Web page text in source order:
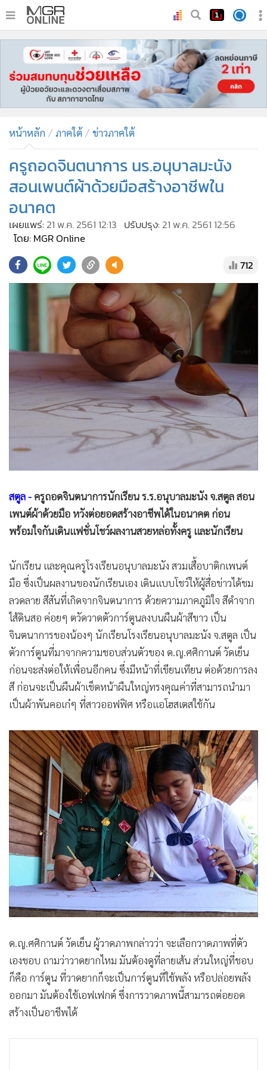
หน้าหลัก
ทันเหตุการณ์
• ภาคใต้
• บันเทิง
ผู้จัดการรายวัน
• คอลัมนิสต์
• ละคร
• CbizReview
• Cyber BIZ
• Good health & Well-being
• Green Innovation & SD
Management & HR
Infographic
• ท่องเที่ยว
•
กีฬา
ต่างประเทศ
Special Scoop
• เศรษฐกิจ-ธุรกิจ
• จีน
ชุมชน-คุณภาพชีวิต
• อาชญากรรม
• Motoring
• วิทยาศาสตร์
• SMEs
• หุ้น
• อินโดจีน
• กองทุนรวม
• Celeb Online
• Factcheck
• ญี่ปุ่น
• News1
• Gotomanager
หน้าหลัก ภาคใต้ ข่าวภาคใต้
ครูถอดจินตนาการ นร.อนุบาลมะนัง
สอนเพนต์ผ้าด้วยมือสร้างอาชีพใน
อนาคต
เผยแพร่: 21 พ.ค. 2561 12:13 ปรับปรุง: 21 พ.ค. 2561 12:56
โดย: MGR Online
712
สตูล -ครูถอดจินตนาการนักเรียน ร.ร.อนุบาลมะนัง จ.สตูล สอน
เพนต์ผ้าด้วยมือ หวังต่อยอดสร้างอาชีพได้ในอนาคต ก่อน
พร้อมใจกันเดินแฟชั่นโชว์ผลงานสวยหล่อทั้งครู และนักเรียน
นักเรียน และคุณครูโรงเรียนอนุบาลมะนัง สวมเสื้อบาติกเพนต์
มือ ซึ่งเป็นผลงานของนักเรียนเอง เดินแบบโชว์ให้ผู้สื่อข่าวได้ชม
ลวดลาย สีสันที่เกิดจากจินตนาการ ด้วยความภาคภูมิใจ สีดำจาก
ไส้ดินสอ ค่อยๆ ตวัดวาดตัวการ์ตูนลงบนผืนผ้าสีขาว เป็น
จินตนาการของน้องๆ นักเรียนโรงเรียนอนุบาลมะนัง จ.สตูล เป็น
ตัวการ์ตูนที่มาจากความชอบส่วนตัวของ ด.ญ.ศศิกานต์ วัดเย็น
ก่อนจะส่งต่อให้เพื่อนอีกคน ซึ่งมีหน้าที่เขียนเทียน ต่อด้วยการลง
สี ก่อนจะเป็นผืนผ้าเช็ดหน้าผืนใหญ่ทรงคุณค่าที่สามารถนำมา
เป็นผ้าพันคอเก๋ๆ ที่สาวออฟฟิศ หรือแอโฮสเตสใช้กัน
ด.ญ.ศศิกานต์ วัดเย็น ผู้วาดภาพกล่าวว่า จะเลือกวาดภาพที่ตัว
เองชอบ ถามว่าวาดยากไหม มันต้องดูที่ลายเส้น ส่วนใหญ่ที่ชอบ
ก็คือ การ์ตูน ที่วาดยากก็จะเป็นการ์ตูนที่ใช้พลัง หรือปล่อยพลัง
ออกมา มันต้องใช้เอฟเฟกต์ ซึ่งการวาดภาพนี้สามารถต่อยอด
สร้างเป็นอาชีพได้